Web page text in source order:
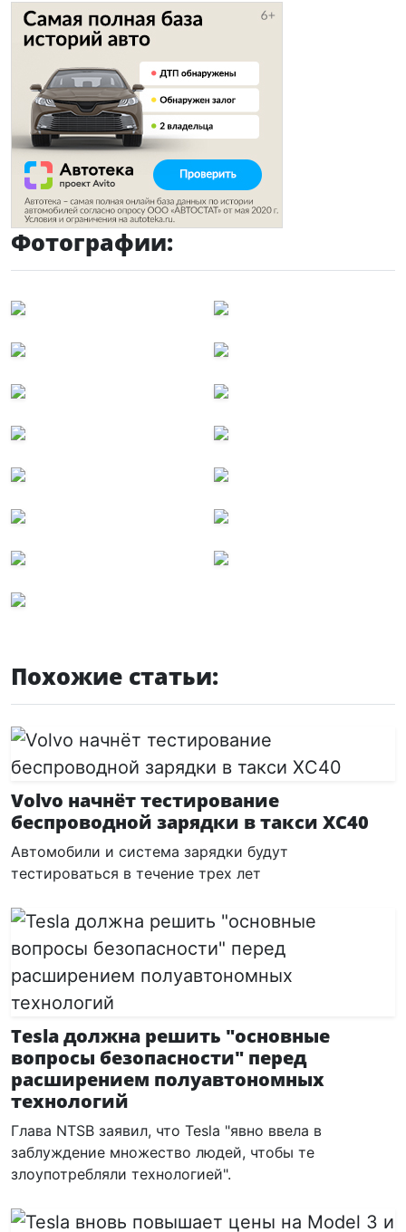
Фотографии:
Похожие статьи:
Volvo начнёт тестирование
беспроводной зарядки в такси XC40
Автомобили и система зарядки будут
тестироваться в течение трех лет
Tesla должна решить "основные
вопросы безопасности" перед
расширением полуавтономных
технологий
Глава NTSB заявил, что Tesla "явно ввела в
заблуждение множество людей, чтобы те
злоупотребляли технологией".